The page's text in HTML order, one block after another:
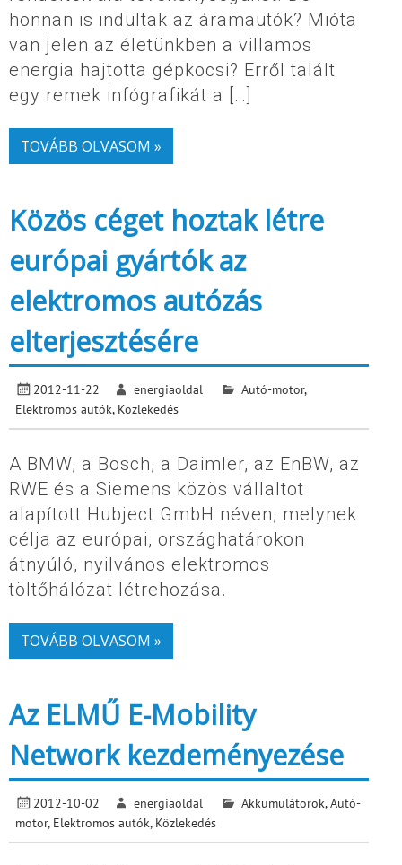
honnan is indultak az áramautók? Mióta
van jelen az életünkben a villamos
energia hajtotta gépkocsi? Erről talált
egy remek infógrafikát a […]
TOVÁBB OLVASOM »
Közös céget hoztak létre
európai gyártók az
elektromos autózás
elterjesztésére
2012-11-22 energiaoldal Autó-motor,
Elektromos autók, Közlekedés
A BMW, a Bosch, a Daimler, az EnBW, az
RWE és a Siemens közös vállaltot
alapított Hubject GmbH néven, melynek
célja az európai, országhatárokon
átnyúló, nyilvános elektromos
töltőhálózat létrehozása.
TOVÁBB OLVASOM »
Az ELMŰ E-Mobility
Network kezdeményezése
2012-10-02 energiaoldal Akkumulátorok,Autó-
motor, Elektromos autók, Közlekedés